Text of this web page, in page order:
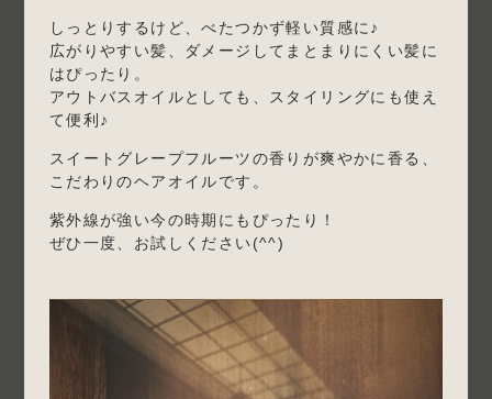
しっとりするけど、べたつかず軽い質感に♪
広がりやすい髪、ダメージしてまとまりにくい髪に
はぴったり。
アウトバスオイルとしても、スタイリングにも使え
て便利♪
スイートグレープフルーツの香りが爽やかに香る、
こだわりのヘアオイルです。
紫外線が強い今の時期にもぴったり！
ぜひ一度、お試しください(^^)